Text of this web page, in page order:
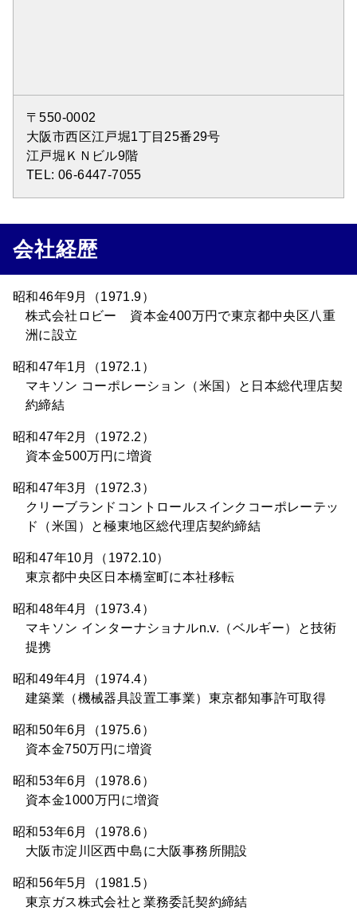
〒550-0002
大阪市西区江戸堀1丁目25番29号
江戸堀ＫＮビル9階
TEL: 06-6447-7055
会社経歴
昭和46年9月（1971.9）
株式会社ロビー 資本金400万円で東京都中央区八重
洲に設立
昭和47年1月（1972.1）
マキソン コーポレーション（米国）と日本総代理店契
約締結
昭和47年2月（1972.2）
資本金500万円に増資
昭和47年3月（1972.3）
クリーブランドコントロールスインクコーポレーテッ
ド（米国）と極東地区総代理店契約締結
昭和47年10月（1972.10）
東京都中央区日本橋室町に本社移転
昭和48年4月（1973.4）
マキソン インターナショナルn.v.（ベルギー）と技術
提携
昭和49年4月（1974.4）
建築業（機械器具設置工事業）東京都知事許可取得
昭和50年6月（1975.6）
資本金750万円に増資
昭和53年6月（1978.6）
資本金1000万円に増資
昭和53年6月（1978.6）
大阪市淀川区西中島に大阪事務所開設
昭和56年5月（1981.5）
東京ガス株式会社と業務委託契約締結